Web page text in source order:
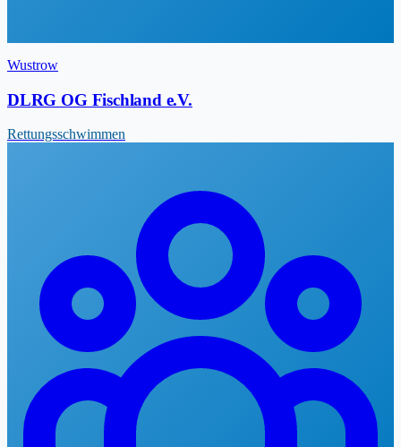
Wustrow
DLRG OG Fischland e.V.
Rettungsschwimmen